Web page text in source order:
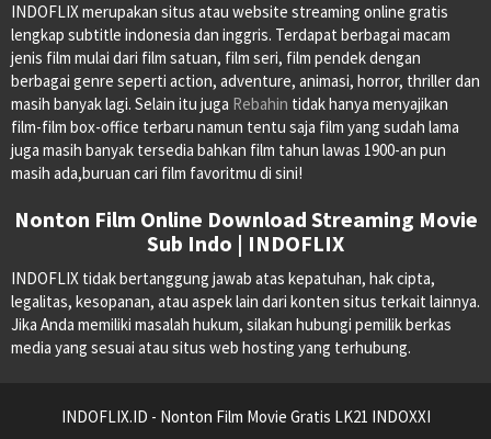
INDOFLIX merupakan situs atau website streaming online gratis
lengkap subtitle indonesia dan inggris. Terdapat berbagai macam
jenis film mulai dari film satuan, film seri, film pendek dengan
berbagai genre seperti action, adventure, animasi, horror, thriller dan
masih banyak lagi. Selain itu juga Rebahin tidak hanya menyajikan
film-film box-office terbaru namun tentu saja film yang sudah lama
juga masih banyak tersedia bahkan film tahun lawas 1900-an pun
masih ada,buruan cari film favoritmu di sini!
Nonton Film Online Download Streaming Movie
Sub Indo | INDOFLIX
INDOFLIX tidak bertanggung jawab atas kepatuhan, hak cipta,
legalitas, kesopanan, atau aspek lain dari konten situs terkait lainnya.
Jika Anda memiliki masalah hukum, silakan hubungi pemilik berkas
media yang sesuai atau situs web hosting yang terhubung.
INDOFLIX.ID - Nonton Film Movie Gratis LK21 INDOXXI